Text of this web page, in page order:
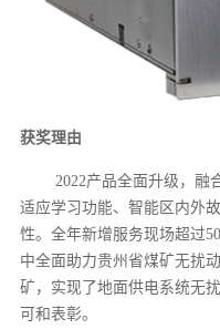
获奖理由
2022产品全面升级，融
适应学习功能、智能区内外
性。全年新增服务现场超过
中全面助力贵州省煤矿无扰
矿，实现了地面供电系统无
可和表彰。